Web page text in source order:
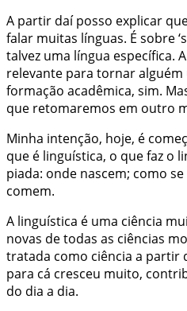
A partir daí posso explicar
falar muitas línguas. É sobre
talvez uma língua específica.
relevante para tornar
formação acadêmica, sim.
que retomaremos em outro
Minha intenção, hoje, é
que é linguística, o que faz o
piada: onde nascem; como
comem.
A linguística é uma ciência
novas de todas as ciências
tratada como ciência a partir
para cá cresceu muito,
do dia a dia.